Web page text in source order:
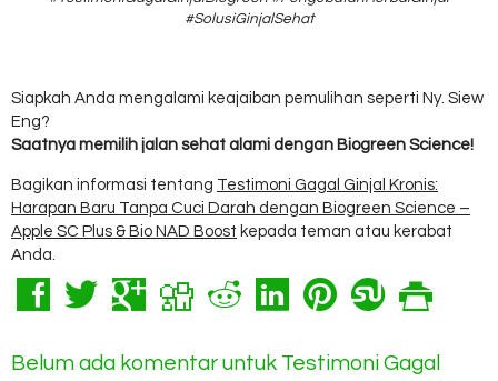
#SolusiGinjalSehat
Siapkah Anda mengalami keajaiban pemulihan seperti Ny. Siew
Eng?
Saatnya memilih jalan sehat alami dengan Biogreen Science!
Bagikan informasi tentang Testimoni Gagal Ginjal Kronis:
Harapan Baru Tanpa Cuci Darah dengan Biogreen Science –
Apple SC Plus & Bio NAD Boost kepada teman atau kerabat
Anda.
Belum ada komentar untuk Testimoni Gagal